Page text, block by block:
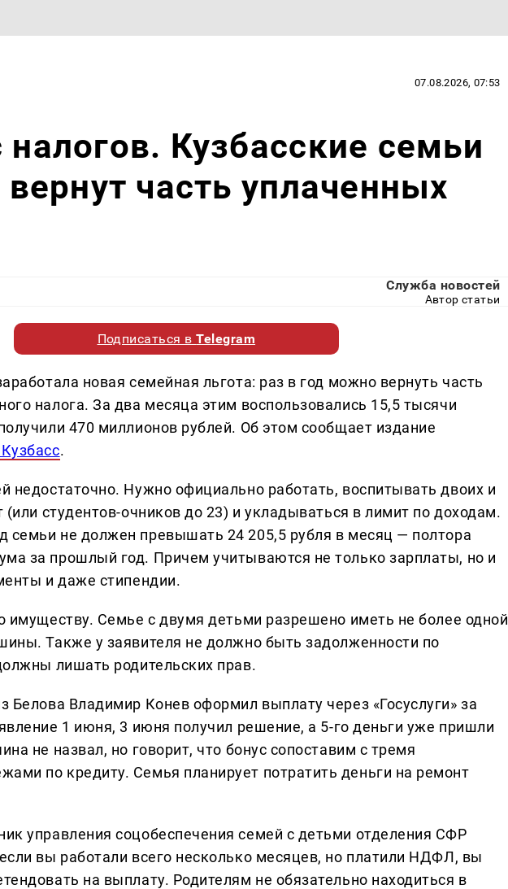
07.08.2026, 07:53
Кузбасские семьи
вернут часть уплаченных
Служба новостей
Автор статьи
Подписаться вTelegram
новая семейная льгота: раз в год можно вернуть часть
налога. За два месяца этим воспользовались 15,5 тысячи
470 миллионов рублей. Об этом сообщает издание
.
недостаточно. Нужно официально работать, воспитывать двоих и
(или студентов-очников до 23) и укладываться в лимит по доходам.
семьи не должен превышать 24 205,5 рубля в месяц — полтора
за прошлый год. Причем учитываются не только зарплаты, но и
и даже стипендии.
имуществу. Семье с двумя детьми разрешено иметь не более одной
Также у заявителя не должно быть задолженности по
лишать родительских прав.
Белова Владимир Конев оформил выплату через «Госуслуги» за
1 июня, 3 июня получил решение, а 5-го деньги уже пришли
не назвал, но говорит, что бонус сопоставим с тремя
по кредиту. Семья планирует потратить деньги на ремонт
управления соцобеспечения семей с детьми отделения СФР
вы работали всего несколько месяцев, но платили НДФЛ, вы
на выплату. Родителям не обязательно находиться в